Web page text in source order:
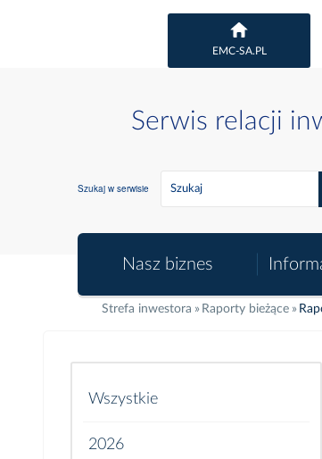
EMC-SA.PL
Serwis relacji
Szukaj w serwisie
Nasz biznes
Strefa inwestora Raporty bieżące
Wszystkie
2026